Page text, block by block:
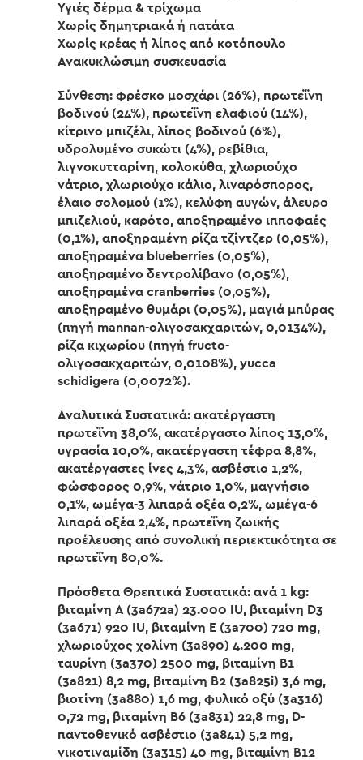
Υγιές δέρμα & τρίχωμα
Χωρίς δημητριακά ή πατάτα
Χωρίς κρέας ή λίπος από κοτόπουλο
Ανακυκλώσιμη συσκευασία
Σύνθεση: φρέσκο μοσχάρι (26%), πρωτεΐνη
βοδινού (24%), πρωτεΐνη ελαφιού (14%),
κίτρινο μπιζέλι, λίπος βοδινού (6%),
υδρολυμένο συκώτι (4%), ρεβίθια,
λιγνοκυτταρίνη, κολοκύθα, χλωριούχο
νάτριο, χλωριούχο κάλιο, λιναρόσπορος,
έλαιο σολομού (1%), κελύφη αυγών, άλευρο
μπιζελιού, καρότο, αποξηραμένο ιπποφαές
(0,1%), αποξηραμένη ρίζα τζίντζερ (0,05%),
αποξηραμένα blueberries (0,05%),
αποξηραμένο δεντρολίβανο (0,05%),
αποξηραμένα cranberries (0,05%),
αποξηραμένο θυμάρι (0,05%), μαγιά μπύρας
(πηγή mannan-ολιγοσακχαριτών, 0,0134%),
ρίζα κιχωρίου (πηγή fructo-
ολιγοσακχαριτών, 0,0108%), yucca
schidigera (0,0072%).
Αναλυτικά Συστατικά: ακατέργαστη
πρωτεΐνη 38,0%, ακατέργαστο λίπος 13,0%,
υγρασία 10,0%, ακατέργαστη τέφρα 8,8%,
ακατέργαστες ίνες 4,3%, ασβέστιο 1,2%,
φώσφορος 0,9%, νάτριο 1,0%, μαγνήσιο
0,1%, ωμέγα-3 λιπαρά οξέα 0,2%, ωμέγα-6
λιπαρά οξέα 2,4%, πρωτεΐνη ζωικής
προέλευσης από συνολική περιεκτικότητα σε
πρωτεΐνη 80,0%.
Πρόσθετα Θρεπτικά Συστατικά: ανά 1 kg:
βιταμίνη A (3a672a) 23.000 IU, βιταμίνη D3
(3a671) 920 IU, βιταμίνη E (3a700) 720 mg,
χλωριούχος χολίνη (3a890) 4.200 mg,
ταυρίνη (3a370) 2500 mg, βιταμίνη B1
(3a821) 8,2 mg, βιταμίνη B2 (3a825i) 3,6 mg,
βιοτίνη (3a880) 1,6 mg, φυλικό οξύ (3a316)
0,72 mg, βιταμίνη B6 (3a831) 22,8 mg, D-
παντοθενικό ασβέστιο (3a841) 5,2 mg,
νικοτιναμίδη (3a315) 40 mg, βιταμίνη B12